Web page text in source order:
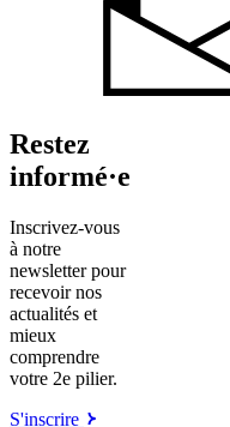
Restez
informé·e
Inscrivez-vous
à notre
newsletter pour
recevoir nos
actualités et
mieux
comprendre
votre 2e pilier.
S'inscrire